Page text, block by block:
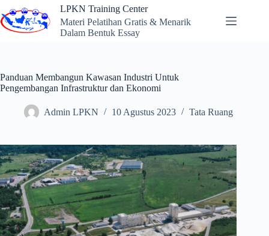
to
content
LPKN Training Center
Materi Pelatihan Gratis & Menarik
Dalam Bentuk Essay
Panduan Membangun Kawasan Industri Untuk
Pengembangan Infrastruktur dan Ekonomi
Admin LPKN 10 Agustus 2023 Tata Ruang